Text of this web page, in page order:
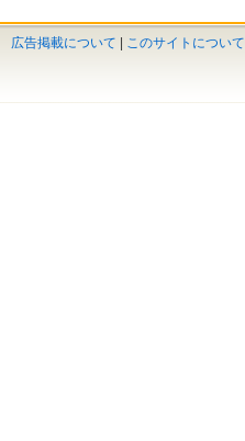
広告掲載について このサイトについて